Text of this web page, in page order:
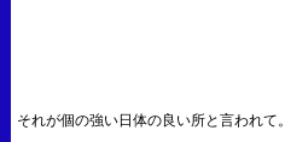
それが個の強い日体の良い所と言われて。